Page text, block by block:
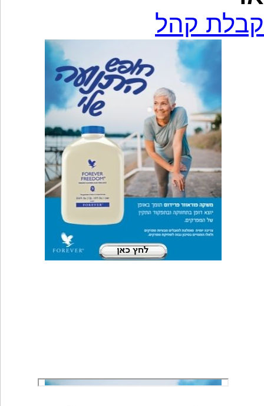
קבלת קהל